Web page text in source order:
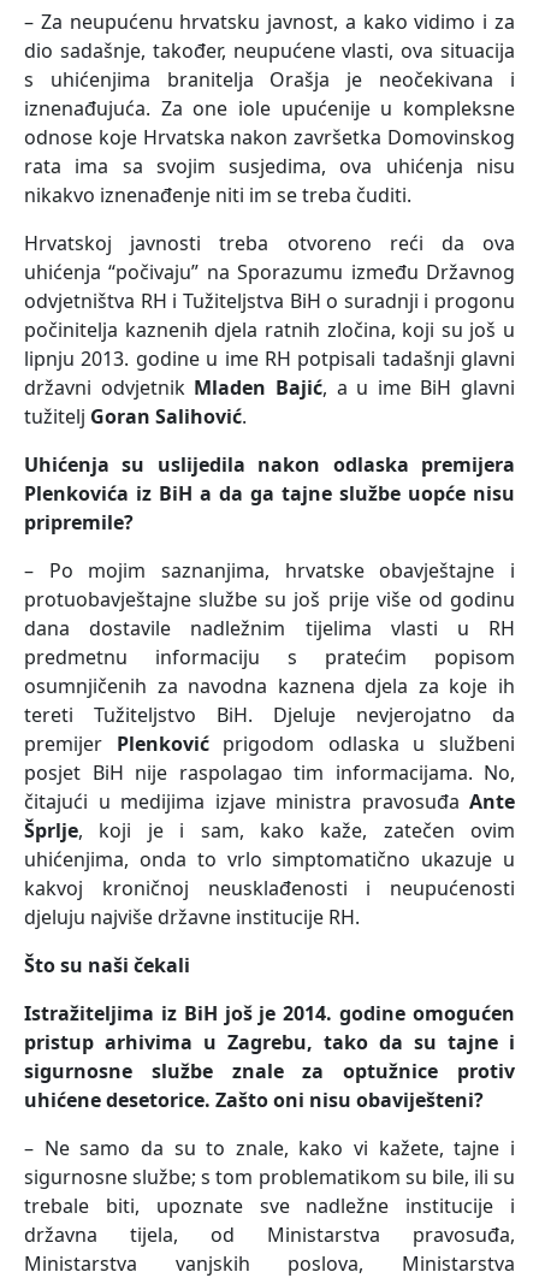
– Za neupućenu hrvatsku javnost, a kako vidimo i za
dio sadašnje, također, neupućene vlasti, ova situacija
s uhićenjima branitelja Orašja je neočekivana i
iznenađujuća. Za one iole upućenije u kompleksne
odnose koje Hrvatska nakon završetka Domovinskog
rata ima sa svojim susjedima, ova uhićenja nisu
nikakvo iznenađenje niti im se treba čuditi.
Hrvatskoj javnosti treba otvoreno reći da ova
uhićenja “počivaju” na Sporazumu između Državnog
odvjetništva RH i Tužiteljstva BiH o suradnji i progonu
počinitelja kaznenih djela ratnih zločina, koji su još u
lipnju 2013. godine u ime RH potpisali tadašnji glavni
državni odvjetnik Mladen Bajić, a u ime BiH glavni
tužitelj Goran Salihović.
Uhićenja su uslijedila nakon odlaska premijera
Plenkovića iz BiH a da ga tajne službe uopće nisu
pripremile?
– Po mojim saznanjima, hrvatske obavještajne i
protuobavještajne službe su još prije više od godinu
dana dostavile nadležnim tijelima vlasti u RH
predmetnu informaciju s pratećim popisom
osumnjičenih za navodna kaznena djela za koje ih
tereti Tužiteljstvo BiH. Djeluje nevjerojatno da
premijer Plenkovićprigodom odlaska u službeni
posjet BiH nije raspolagao tim informacijama. No,
čitajući u medijima izjave ministra pravosuđa Ante
Šprlje, koji je i sam, kako kaže, zatečen ovim
uhićenjima, onda to vrlo simptomatično ukazuje u
kakvoj kroničnoj neusklađenosti i neupućenosti
djeluju najviše državne institucije RH.
Što su naši čekali
Istražiteljima iz BiH još je 2014. godine omogućen
pristup arhivima u Zagrebu, tako da su tajne i
sigurnosne službe znale za optužnice protiv
uhićene desetorice. Zašto oni nisu obaviješteni?
– Ne samo da su to znale, kako vi kažete, tajne i
sigurnosne službe; s tom problematikom su bile, ili su
trebale biti, upoznate sve nadležne institucije i
državna tijela, od Ministarstva pravosuđa,
Ministarstva vanjskih poslova, Ministarstva